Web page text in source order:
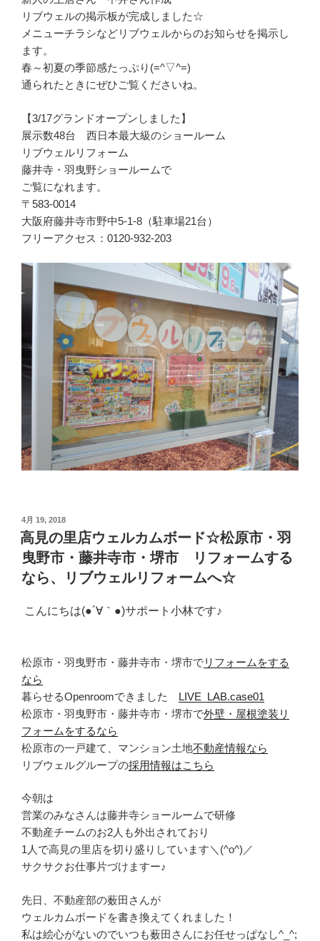
リブウェルの掲示板が完成しました☆
メニューチラシなどリブウェルからのお知らせを掲示し
ます。
春～初夏の季節感たっぷり(=^▽^=)
通られたときにぜひご覧くださいね。
【3/17グランドオープンしました】
展示数48台 西日本最大級のショールーム
リブウェルリフォーム
藤井寺・羽曳野ショールームで
ご覧になれます。
〒583-0014
大阪府藤井寺市野中5-1-8（駐車場21台）
フリーアクセス：0120-932-203
投
稿
日:
4月 19, 2018
高見の里店ウェルカムボード☆松原市・羽
曳野市・藤井寺市・堺市 リフォームする
なら、リブウェルリフォームへ☆
こんにちは(●´∀｀●)サポート小林です♪
松原市・羽曳野市・藤井寺市・堺市でリフォームをする
なら
暮らせるOpenroomできました LIVE_LAB.case01
松原市・羽曳野市・藤井寺市・堺市で外壁・屋根塗装リ
フォームをするなら
松原市の一戸建て、マンション土地不動産情報なら
リブウェルグループの採用情報はこちら
今朝は
営業のみなさんは藤井寺ショールームで研修
不動産チームのお2人も外出されており
1人で高見の里店を切り盛りしています＼(^o^)／
サクサクお仕事片づけますー♪
先日、不動産部の薮田さんが
ウェルカムボードを書き換えてくれました！
私は絵心がないのでいつも薮田さんにお任せっぱなし^_^;